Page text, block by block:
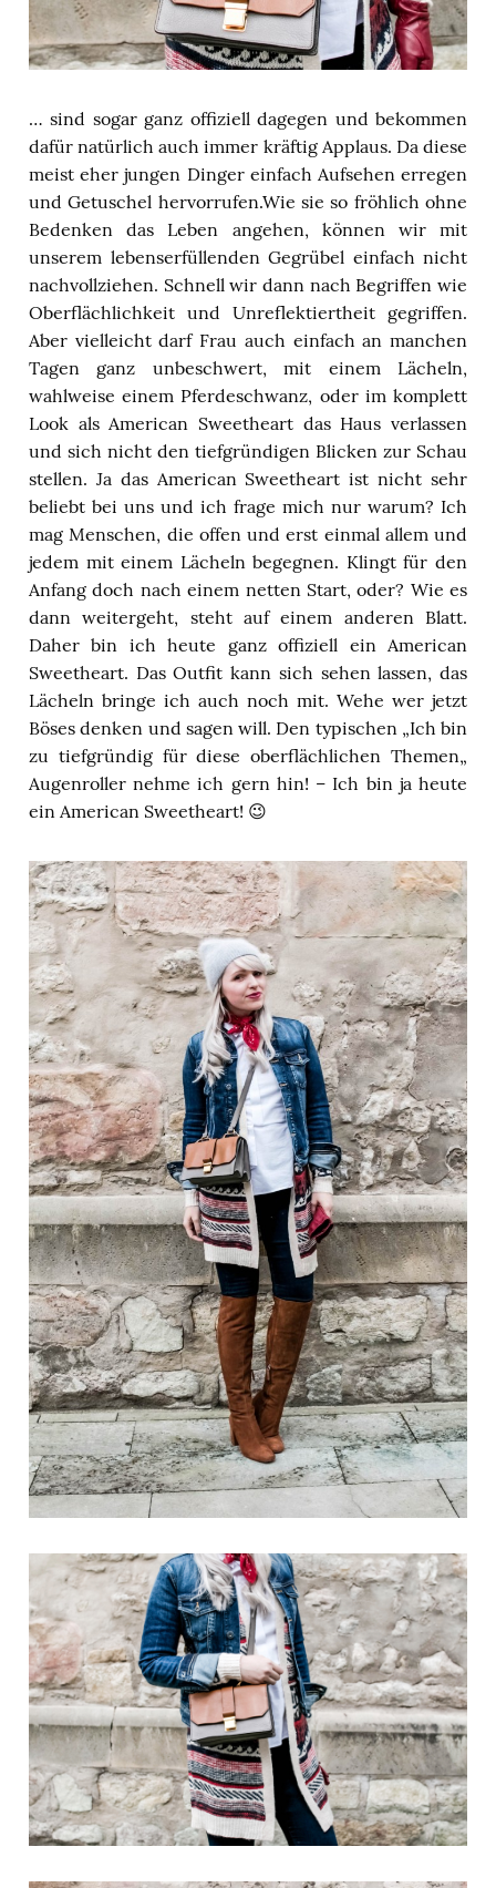
… sind sogar ganz offiziell dagegen und bekommen
dafür natürlich auch immer kräftig Applaus. Da diese
meist eher jungen Dinger einfach Aufsehen erregen
und Getuschel hervorrufen.Wie sie so fröhlich ohne
Bedenken das Leben angehen, können wir mit
unserem lebenserfüllenden Gegrübel einfach nicht
nachvollziehen. Schnell wir dann nach Begriffen wie
Oberflächlichkeit und Unreflektiertheit gegriffen.
Aber vielleicht darf Frau auch einfach an manchen
Tagen ganz unbeschwert, mit einem Lächeln,
wahlweise einem Pferdeschwanz, oder im komplett
Look als American Sweetheart das Haus verlassen
und sich nicht den tiefgründigen Blicken zur Schau
stellen. Ja das American Sweetheart ist nicht sehr
beliebt bei uns und ich frage mich nur warum? Ich
mag Menschen, die offen und erst einmal allem und
jedem mit einem Lächeln begegnen. Klingt für den
Anfang doch nach einem netten Start, oder? Wie es
dann weitergeht, steht auf einem anderen Blatt.
Daher bin ich heute ganz offiziell ein American
Sweetheart. Das Outfit kann sich sehen lassen, das
Lächeln bringe ich auch noch mit. Wehe wer jetzt
Böses denken und sagen will. Den typischen „Ich bin
zu tiefgründig für diese oberflächlichen Themen„
Augenroller nehme ich gern hin! – Ich bin ja heute
ein American Sweetheart! 😉